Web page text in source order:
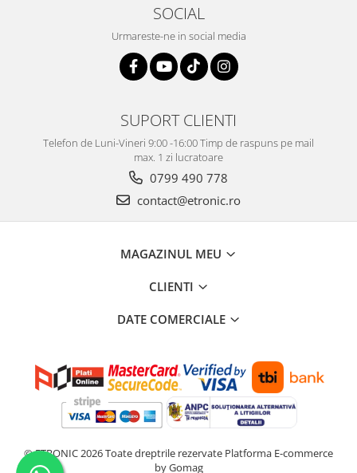
SOCIAL
Urmareste-ne in social media
SUPORT CLIENTI
Telefon de Luni-Vineri 9:00 -16:00 Timp de raspuns pe mail
max. 1 zi lucratoare
0799 490 778
contact@etronic.ro
MAGAZINUL MEU
CLIENTI
DATE COMERCIALE
© ETRONIC 2026 Toate dreptrile rezervate Platforma E-commerce
by Gomag